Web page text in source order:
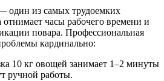
один из самых трудоемких
часы рабочего времени и
повара. Профессиональная
кардинально:
10 кг овощей занимает 1–2 минуты
ручной работы.